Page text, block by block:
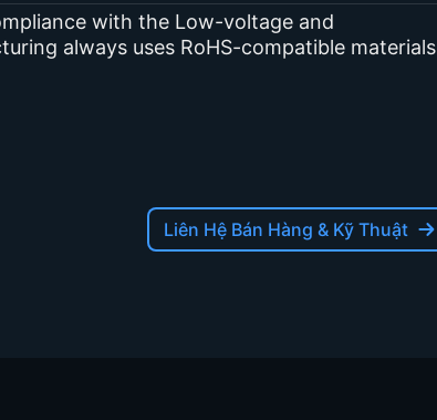
with the Low-voltage and
always uses RoHS-compatible materials
Liên Hệ Bán Hàng & Kỹ Thuật